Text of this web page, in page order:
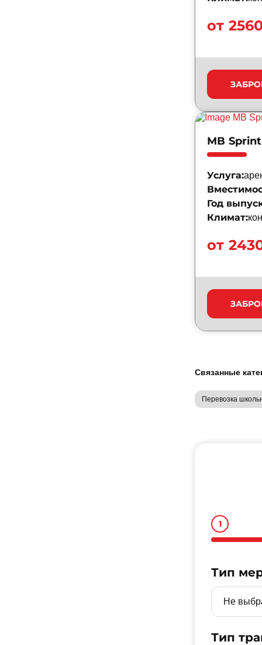
от
MB
от
Услуга:
Год
Климат:
Связанные
Перевозка
Тип
Тип